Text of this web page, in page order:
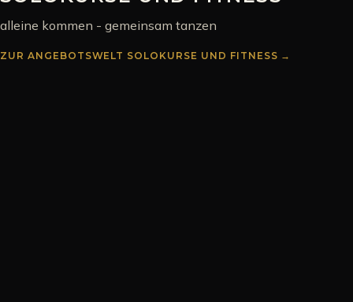
alleine kommen - gemeinsam tanzen
ZUR ANGEBOTSWELT SOLOKURSE UND FITNESS →